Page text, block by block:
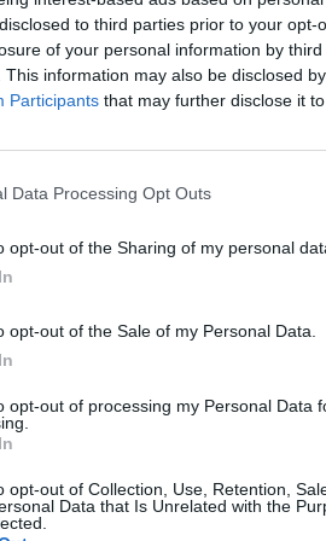
to third parties prior to your
of your personal information by
This information may also be disclosed
Participants that may further disclose it
Data Processing Opt Outs
opt-out of the Sharing of my personal
opt-out of the Sale of my Personal Data.
opt-out of processing my Personal Data
opt-out of Collection, Use, Retention,
Data that Is Unrelated with the
Canal Oficial
da 27.ª jornada, Hugo
que tem tido resultados que não
importante».
seu jogo e preparado para
defender e proteger a sua
vitórias seguidas em casa, o
incentivo extra e nada mais.
que o FC Famalicão tem
prefere falar do presente.